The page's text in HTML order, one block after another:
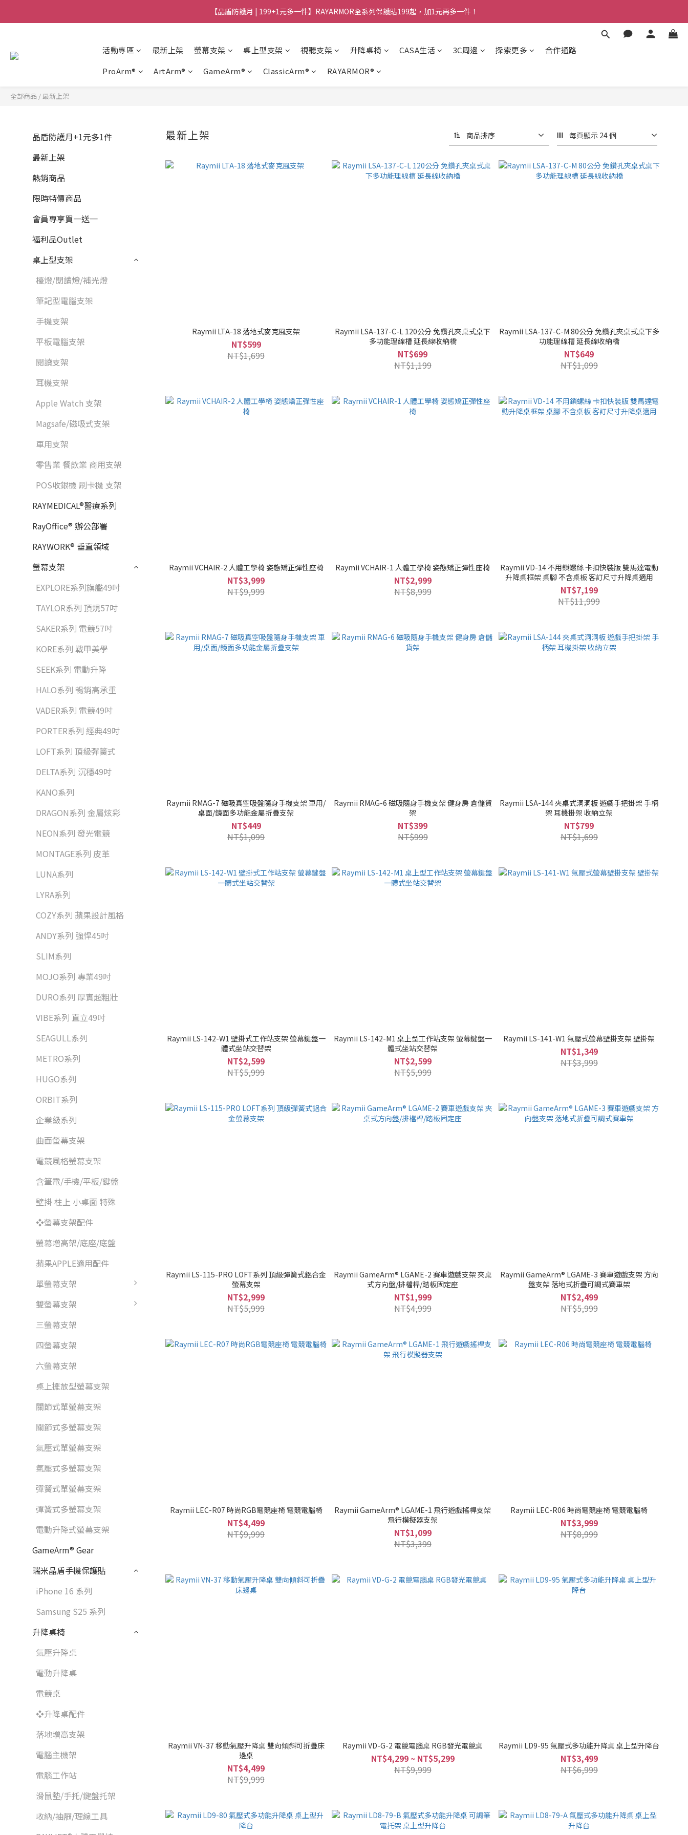
【晶盾防護月 | 199+1元多一件】RAYARMOR全系列保護貼199起，加1元再多一件！
活動專區 最新上架 螢幕支架 桌上型支架 視聽支架 升降桌椅 CASA生活 3C周邊 探索更多
合作通路
ProArm®
ArtArm® GameArm® ClassicArm® RAYARMOR®
全部商品 /最新上架
晶盾防護月+1元多1件
最新上架
熱銷商品
限時特價商品
會員專享買一送一
福利品Outlet
桌上型支架
檯燈/閱讀燈/補光燈
筆記型電腦支架
手機支架
平板電腦支架
閱讀支架
耳機支架
Apple Watch 支架
Magsafe/磁吸式支架
車用支架
零售業 餐飲業 商用支架
POS收銀機 刷卡機 支架
RAYMEDICAL®醫療系列
RayOffice® 辦公部署
RAYWORK® 垂直領域
螢幕支架
EXPLORE系列旗艦49吋
TAYLOR系列 頂規57吋
SAKER系列 電競57吋
KORE系列 戰甲美學
SEEK系列 電動升降
HALO系列 暢銷高承重
VADER系列 電競49吋
PORTER系列 經典49吋
LOFT系列 頂級彈簧式
DELTA系列 沉穩49吋
KANO系列
DRAGON系列 金屬炫彩
NEON系列 發光電競
MONTAGE系列 皮革
LUNA系列
LYRA系列
COZY系列 蘋果設計風格
ANDY系列 強悍45吋
SLIM系列
MOJO系列 專業49吋
DURO系列 厚實超粗壯
VIBE系列 直立49吋
SEAGULL系列
METRO系列
HUGO系列
ORBIT系列
企業級系列
曲面螢幕支架
電競風格螢幕支架
含筆電/手機/平板/鍵盤
壁掛 柱上 小桌面 特殊
❖螢幕支架配件
螢幕增高架/底座/底盤
蘋果APPLE適用配件
單螢幕支架
雙螢幕支架
三螢幕支架
四螢幕支架
六螢幕支架
桌上擺放型螢幕支架
關節式單螢幕支架
關節式多螢幕支架
氣壓式單螢幕支架
氣壓式多螢幕支架
彈簧式單螢幕支架
彈簧式多螢幕支架
電動升降式螢幕支架
GameArm® Gear
瑞米晶盾手機保護貼
iPhone 16 系列
Samsung S25 系列
升降桌椅
氣壓升降桌
電動升降桌
電競桌
❖升降桌配件
落地增高支架
電腦主機架
電腦工作站
滑鼠墊/手托/鍵盤托架
收納/抽屜/理線工具
最新上架 商品排序 每頁顯示 24 個
Raymii LTA-18 落地式麥克風支架
NT$599
NT$1,699
Raymii LSA-137-C-L 120公分 免鑽孔夾桌式桌下
多功能理線槽 延長線收納橋
NT$699
NT$1,199
Raymii LSA-137-C-M 80公分 免鑽孔夾桌式桌下多
功能理線槽 延長線收納橋
NT$649
NT$1,099
Raymii VCHAIR-2 人體工學椅 姿態矯正彈性座椅
NT$3,999
NT$9,999
Raymii VCHAIR-1 人體工學椅 姿態矯正彈性座椅
NT$2,999
NT$8,999
Raymii VD-14 不用鎖螺絲 卡扣快裝版 雙馬達電動
升降桌框架 桌腳 不含桌板 客訂尺寸升降桌適用
NT$7,199
NT$11,999
Raymii RMAG-7 磁吸真空吸盤隨身手機支架 車用/
桌面/鏡面多功能金屬折疊支架
NT$449
NT$1,099
Raymii RMAG-6 磁吸隨身手機支架 健身房 倉儲貨
架
NT$399
NT$999
Raymii LSA-144 夾桌式洞洞板 遊戲手把掛架 手柄
架 耳機掛架 收納立架
NT$799
NT$1,699
Raymii LS-142-W1 壁掛式工作站支架 螢幕鍵盤一
體式坐站交替架
NT$2,599
NT$5,999
Raymii LS-142-M1 桌上型工作站支架 螢幕鍵盤一
體式坐站交替架
NT$2,599
NT$5,999
Raymii LS-141-W1 氣壓式螢幕壁掛支架 壁掛架
NT$1,349
NT$3,999
Raymii LS-115-PRO LOFT系列 頂級彈簧式鋁合金
螢幕支架
NT$2,999
NT$5,999
Raymii GameArm® LGAME-2 賽車遊戲支架 夾桌
式方向盤/排檔桿/踏板固定座
NT$1,999
NT$4,999
Raymii GameArm® LGAME-3 賽車遊戲支架 方向
盤支架 落地式折疊可調式賽車架
NT$2,499
NT$5,999
Raymii LEC-R07 時尚RGB電競座椅 電競電腦椅
NT$4,499
NT$9,999
Raymii GameArm® LGAME-1 飛行遊戲搖桿支架
飛行模擬器支架
NT$1,099
NT$3,399
Raymii LEC-R06 時尚電競座椅 電競電腦椅
NT$3,999
NT$8,999
Raymii VN-37 移動氣壓升降桌 雙向傾斜可折疊床
邊桌
NT$4,499
NT$9,999
Raymii VD-G-2 電競電腦桌 RGB發光電競桌
NT$4,299 ~ NT$5,299
NT$9,999
Raymii LD9-95 氣壓式多功能升降桌 桌上型升降台
NT$3,499
NT$6,999